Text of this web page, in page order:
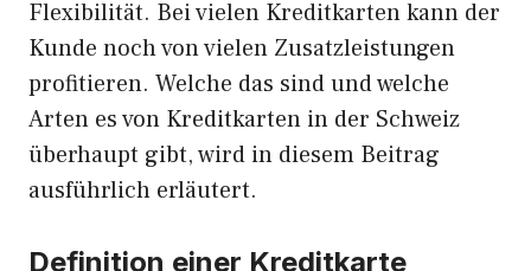
Flexibilität. Bei vielen Kreditkarten kann der
Kunde noch von vielen Zusatzleistungen
profitieren. Welche das sind und welche
Arten es von Kreditkarten in der Schweiz
überhaupt gibt, wird in diesem Beitrag
ausführlich erläutert.
Definition einer Kreditkarte